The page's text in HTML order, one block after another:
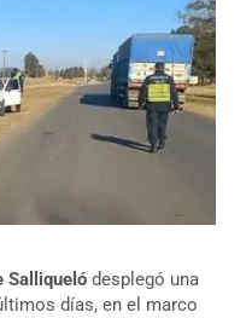
Salliqueló desplegó una
días, en el marco